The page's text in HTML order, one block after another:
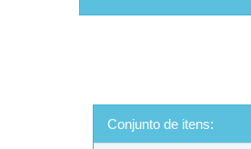
Conjunto de itens: